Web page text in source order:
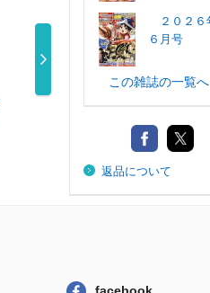
月刊ドラゴンエ
２０２６
６月号
この雑誌の一覧へ
返品について